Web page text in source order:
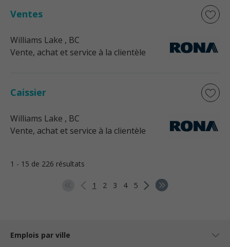
Ventes
Williams Lake , BC
Vente, achat et service à la clientèle
Caissier
Williams Lake , BC
Vente, achat et service à la clientèle
1 - 15 de 226 résultats
1 2 3 4 5
Emplois par ville